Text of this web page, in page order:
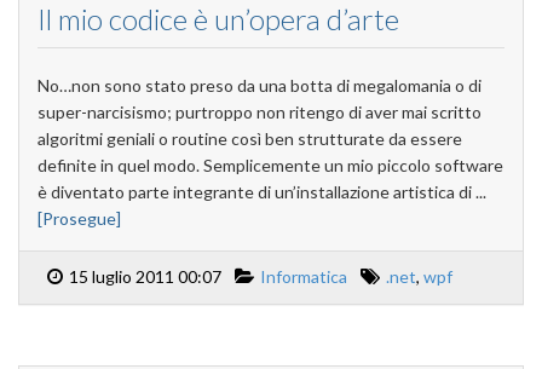
Il mio codice è un’opera d’arte
No…non sono stato preso da una botta di megalomania o di
super-narcisismo; purtroppo non ritengo di aver mai scritto
algoritmi geniali o routine così ben strutturate da essere
definite in quel modo. Semplicemente un mio piccolo software
è diventato parte integrante di un’installazione artistica di ...
[Prosegue]
15 luglio 2011 00:07 Informatica .net, wpf